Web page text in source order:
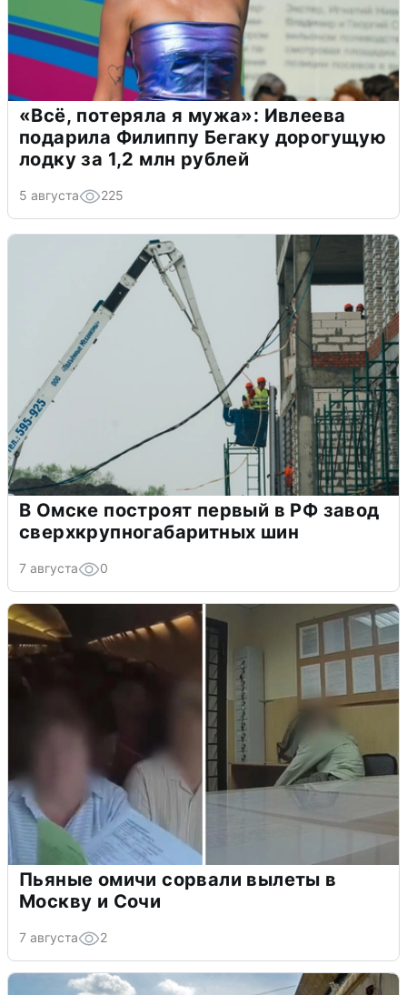
«Всё, потеряла я мужа»: Ивлеева
подарила Филиппу Бегаку дорогущую
лодку за 1,2 млн рублей
5 августа 225
В Омске построят первый в РФ завод
сверхкрупногабаритных шин
7 августа 0
Пьяные омичи сорвали вылеты в
Москву и Сочи
7 августа 2